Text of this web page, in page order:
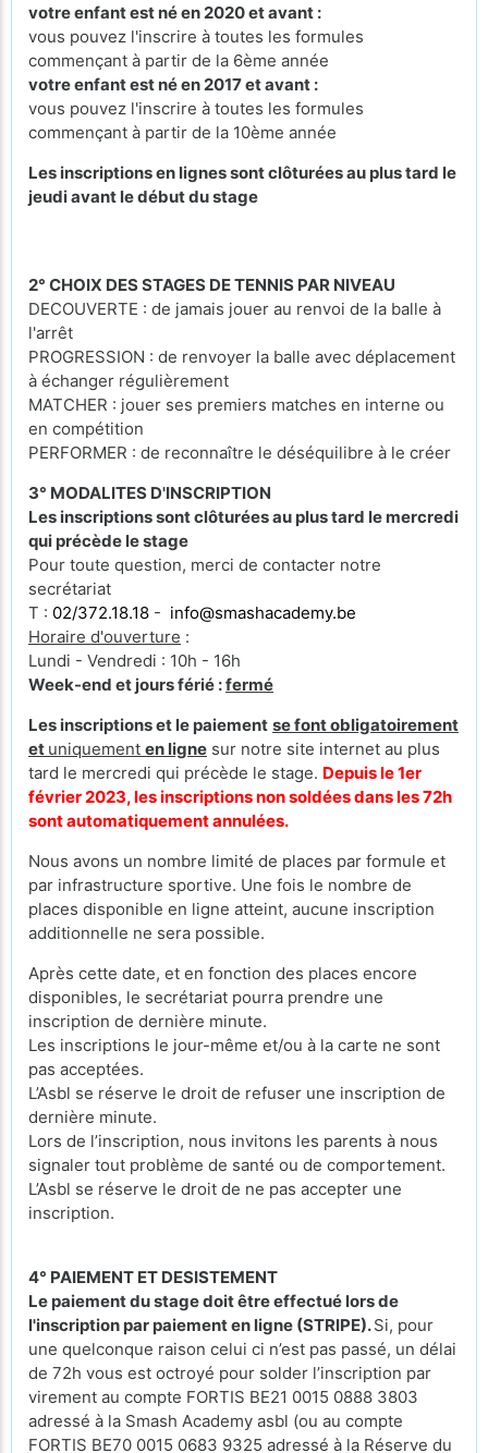
votre enfant est né en 2020 et avant :
vous pouvez l'inscrire à toutes les formules
commençant à partir de la 6ème année
votre enfant est né en 2017 et avant :
vous pouvez l'inscrire à toutes les formules
commençant à partir de la 10ème année
Les inscriptions en lignes sont clôturées au plus tard le
jeudi avant le début du stage
2° CHOIX DES STAGES DE TENNIS PAR NIVEAU
DECOUVERTE : de jamais jouer au renvoi de la balle à
l'arrêt
PROGRESSION : de renvoyer la balle avec déplacement
à échanger régulièrement
MATCHER : jouer ses premiers matches en interne ou
en compétition
PERFORMER : de reconnaître le déséquilibre à le créer
3° MODALITES D'INSCRIPTION
Les inscriptions sont clôturées au plus tard le mercredi
qui précède le stage
Pour toute question, merci de contacter notre
secrétariat
T : 02/372.18.18 - info@smashacademy.be
Horaire d'ouverture :
Lundi - Vendredi : 10h - 16h
Week-end et jours férié :fermé
Les inscriptions et le paiement se font obligatoirement
et uniquement en ligne sur notre site internet au plus
tard le mercredi qui précède le stage. Depuis le 1er
février 2023, les inscriptions non soldées dans les 72h
sont automatiquement annulées.
Nous avons un nombre limité de places par formule et
par infrastructure sportive. Une fois le nombre de
places disponible en ligne atteint, aucune inscription
additionnelle ne sera possible.
Après cette date, et en fonction des places encore
disponibles, le secrétariat pourra prendre une
inscription de dernière minute.
Les inscriptions le jour-même et/ou à la carte ne sont
pas acceptées.
L’Asbl se réserve le droit de refuser une inscription de
dernière minute.
Lors de l’inscription, nous invitons les parents à nous
signaler tout problème de santé ou de comportement.
L’Asbl se réserve le droit de ne pas accepter une
inscription.
4° PAIEMENT ET DESISTEMENT
Le paiement du stage doit être effectué lors de
l'inscription par paiement en ligne (STRIPE).Si, pour
une quelconque raison celui ci n’est pas passé, un délai
de 72h vous est octroyé pour solder l’inscription par
virement au compte FORTIS BE21 0015 0888 3803
adressé à la Smash Academy asbl (ou au compte
FORTIS BE70 0015 0683 9325 adressé à la Réserve du